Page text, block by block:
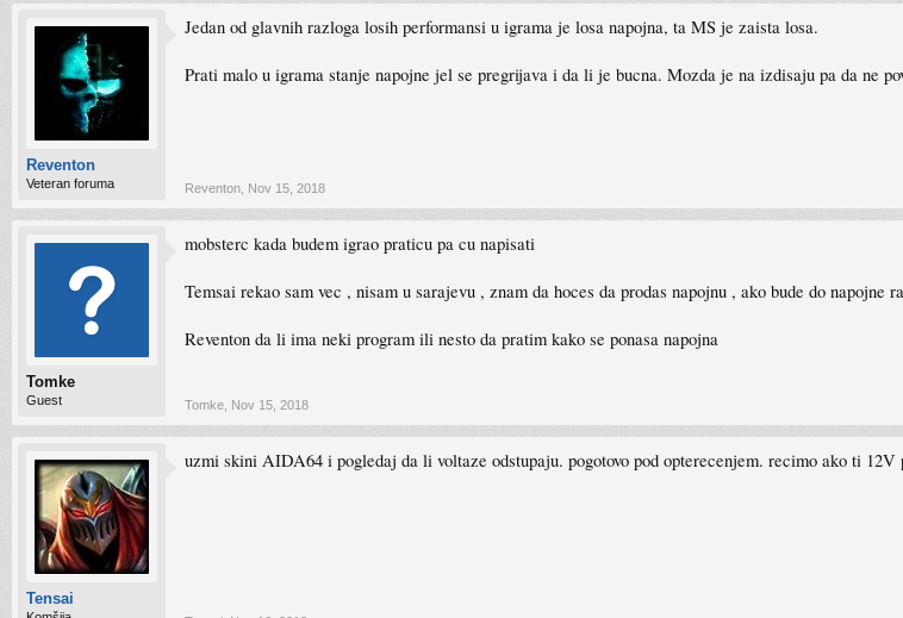
Reventon
Veteran foruma
Jedan od glavnih razloga losih performansi u igrama je losa napojna, ta MS je zaista losa.
Prati malo u igrama stanje napojne jel se pregrijava i da li je bucna. Mozda je na izdisaju pa da ne
Reventon Nov 15, 2018
Tomke
Guest
mobsterc kada budem igrao praticu pa cu napisati
Temsai rekao sam vec , nisam u sarajevu , znam da hoces da prodas napojnu , ako bude do napojne
Reventon da li ima neki program ili nesto da pratim kako se ponasa napojna
Tomke Nov 15, 2018
Tensai
uzmi skini AIDA64 i pogledaj da li voltaze odstupaju. pogotovo pod opterecenjem. recimo ako ti 12V